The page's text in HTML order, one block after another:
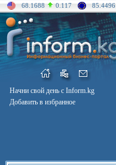
68.1688 0.117 85.4496
Начни свой день с Inform.kg
Добавить в избранное